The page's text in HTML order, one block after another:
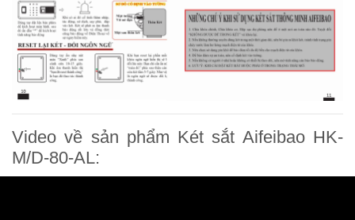
Video về sản phẩm Két sắt Aifeibao HK-
M/D-80-AL: